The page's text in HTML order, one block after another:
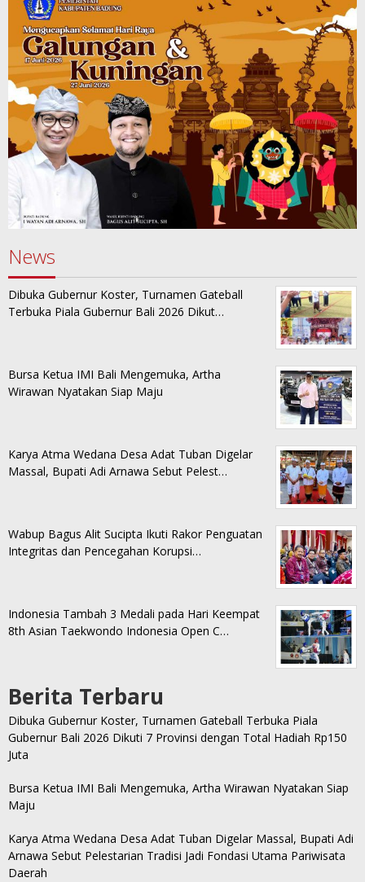
News
Dibuka Gubernur Koster, Turnamen Gateball
Terbuka Piala Gubernur Bali 2026 Dikut…
Bursa Ketua IMI Bali Mengemuka, Artha
Wirawan Nyatakan Siap Maju
Karya Atma Wedana Desa Adat Tuban Digelar
Massal, Bupati Adi Arnawa Sebut Pelest…
Wabup Bagus Alit Sucipta Ikuti Rakor Penguatan
Integritas dan Pencegahan Korupsi…
Indonesia Tambah 3 Medali pada Hari Keempat
8th Asian Taekwondo Indonesia Open C…
Berita Terbaru
Dibuka Gubernur Koster, Turnamen Gateball Terbuka Piala
Gubernur Bali 2026 Dikuti 7 Provinsi dengan Total Hadiah Rp150
Juta
Bursa Ketua IMI Bali Mengemuka, Artha Wirawan Nyatakan Siap
Maju
Karya Atma Wedana Desa Adat Tuban Digelar Massal, Bupati Adi
Arnawa Sebut Pelestarian Tradisi Jadi Fondasi Utama Pariwisata
Daerah